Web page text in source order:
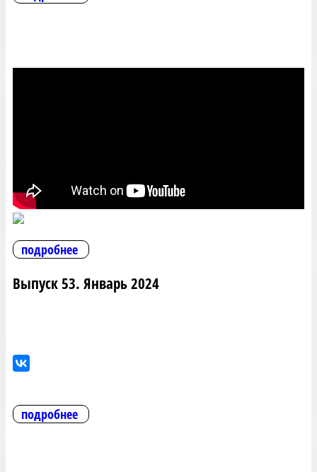
подробнее
Выпуск 53. Январь 2024
подробнее